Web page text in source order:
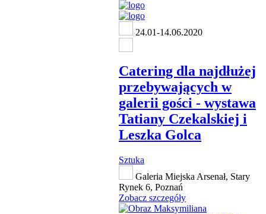
24.01-14.06.2020
Catering dla najdłużej
przebywających w
galerii gości - wystawa
Tatiany Czekalskiej i
Leszka Golca
Sztuka
Galeria Miejska Arsenał, Stary
Rynek 6, Poznań
Zobacz szczegóły